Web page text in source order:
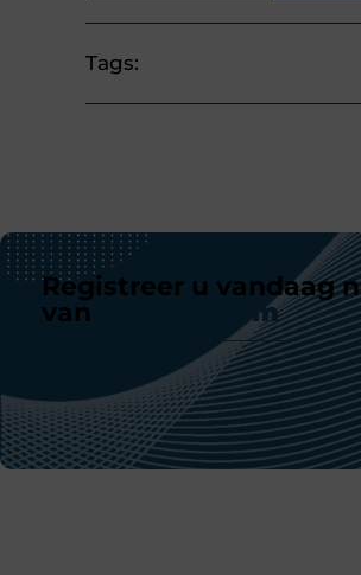
Tags:
Registreer u vandaag
van
ons platform